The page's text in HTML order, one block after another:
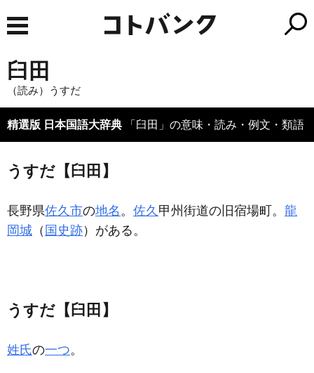
臼田
（読み）うすだ
精選版 日本国語大辞典 「臼田」の意味・読み・例文・類語
うすだ【臼田】
長野県佐久市の地名 。 佐久甲州街道の旧宿場町。 龍
岡城 （ 国史跡）がある。
うすだ【臼田】
姓氏の一つ。